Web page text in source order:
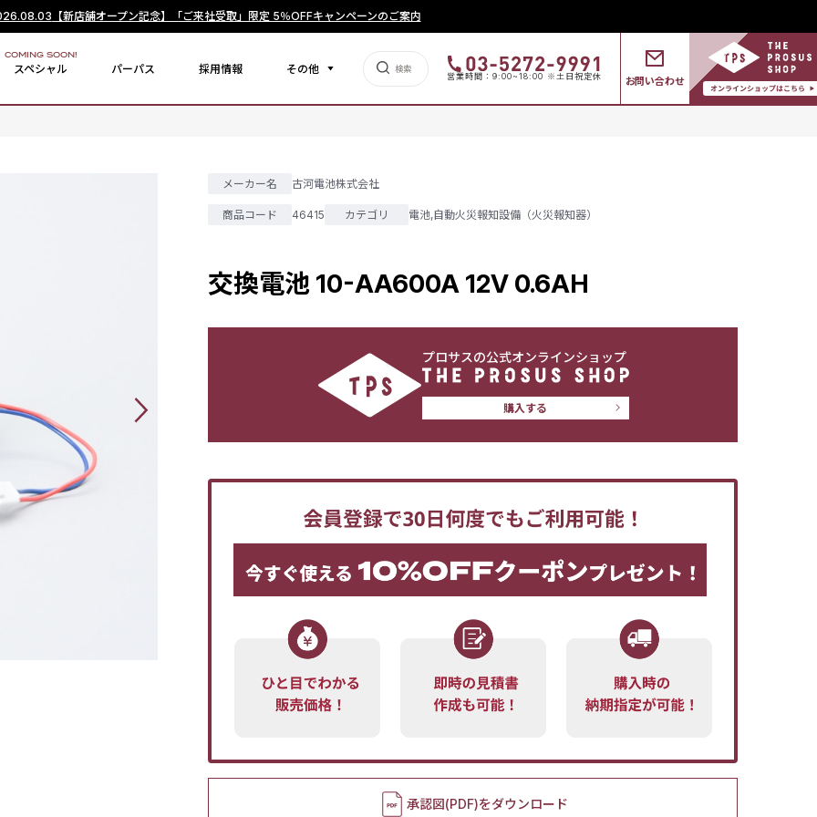
【新店舗オープン記念】「ご来社受取」限定 5％OFFキャンペーンのご案内
スペシャル
COMING SOON!
パーパス 採用情報 その他
営業時間：9:00~18:00 ※土日祝定休 お問い合わせ
メーカー名 古河電池株式会社
商品コード 46415 カテゴリ 電池,自動火災報知設備（火災報知器）
交換電池 10-AA600A 12V 0.6AH
プロサスの公式オンラインショップ
購入する
承認図(PDF)をダウンロード